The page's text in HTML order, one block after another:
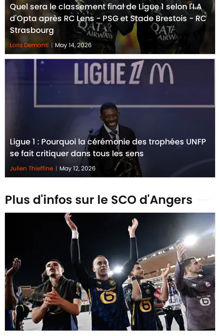
Quel sera le classement final de Ligue 1 selon l'I.A
d'Opta après RC Lens - PSG et Stade Brestois - RC
Strasbourg
Loris Demonti | May 14, 2026
Ligue 1 : Pourquoi la cérémonie des trophées UNFP
se fait critiquer dans tous les sens
Julien Thieffine | May 12, 2026
Plus d'infos sur le SCO d'Angers